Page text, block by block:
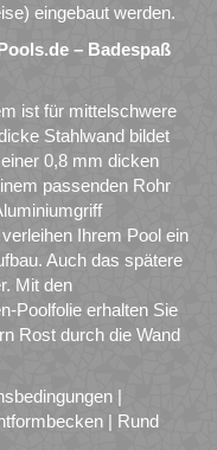
eingebaut werden.
– Badespaß
ist für mittelschwere
Stahlwand bildet
0,8 mm dicken
passenden Rohr
Ihrem Pool ein
Auch das spätere
Mit den
Poolfolie erhalten Sie
Rost durch die Wand
|
| Rund